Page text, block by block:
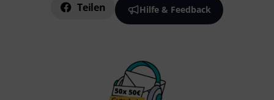
Teilen Hilfe & Feedback